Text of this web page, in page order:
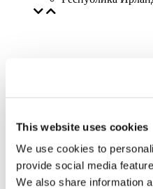
This website uses cookies
We use cookies to
provide social media
We also share information